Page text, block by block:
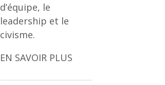
d’équipe, le
leadership et le
civisme.
EN SAVOIR PLUS